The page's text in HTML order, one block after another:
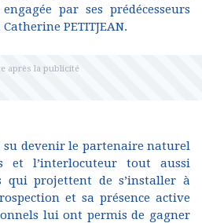
par ses prédécesseurs
PETITJEAN.
su devenir le partenaire naturel
et l’interlocuteur tout aussi
qui projettent de s’installer à
et sa présence active
lui ont permis de gagner